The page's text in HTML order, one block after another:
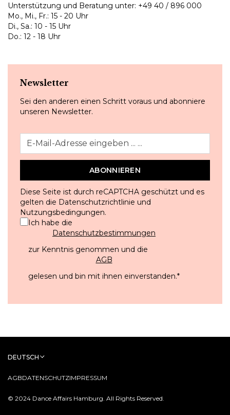
Unterstützung und Beratung unter: +49 40 / 896 000
Mo., Mi., Fr.: 15 - 20 Uhr
Di., Sa.: 10 - 15 Uhr
Do.: 12 - 18 Uhr
Newsletter
Sei den anderen einen Schritt voraus und abonniere
unseren Newsletter.
ABONNIEREN
Diese Seite ist durch reCAPTCHA geschützt und es
gelten die Datenschutzrichtlinie und
Nutzungsbedingungen.
Ich habe die
Datenschutzbestimmungen
zur Kenntnis genommen und die
AGB
gelesen und bin mit ihnen einverstanden.*
© 2024 Dance Affairs Hamburg. All Rights Reserved.
AGBDATENSCHUTZIMPRESSUM
DEUTSCH